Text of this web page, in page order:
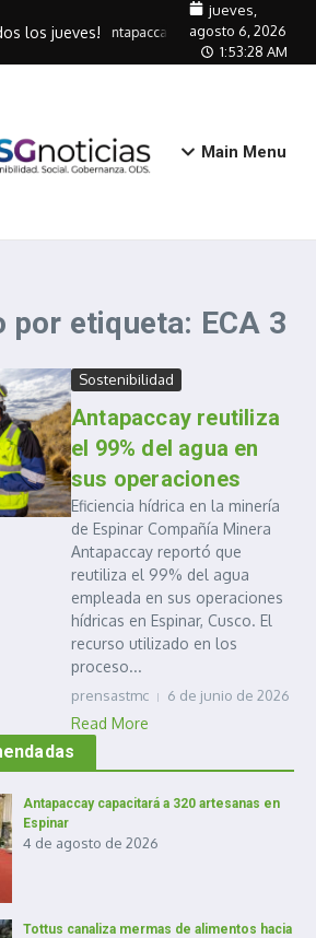
los jueves!
Antapaccay capacitará a 320
jueves,
agosto 6, 2026
1:53:28 AM
Main Menu
por etiqueta: ECA 3
Sostenibilidad
Antapaccay reutiliza
el 99% del agua en
sus operaciones
Eficiencia hídrica en la minería
de Espinar Compañía Minera
Antapaccay reportó que
reutiliza el 99% del agua
empleada en sus operaciones
hídricas en Espinar, Cusco. El
recurso utilizado en los
proceso...
prensastmc 6 de junio de 2026
Read More
Antapaccay capacitará a 320 artesanas en
Espinar
4 de agosto de 2026
Tottus canaliza mermas de alimentos hacia